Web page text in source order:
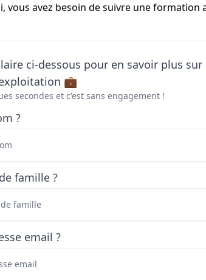
vous avez besoin de suivre une
ci-dessous pour en savoir plus sur
💼
secondes et c'est sans engagement !
?
famille ?
email ?